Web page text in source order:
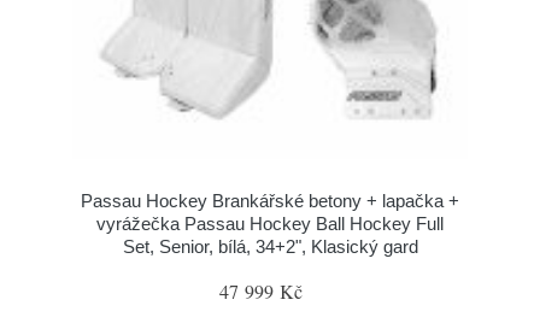
Passau Hockey Brankářské betony + lapačka +
vyrážečka Passau Hockey Ball Hockey Full
Set, Senior, bílá, 34+2", Klasický gard
47 999 Kč